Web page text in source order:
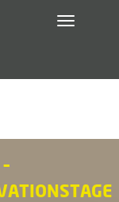
Toggle